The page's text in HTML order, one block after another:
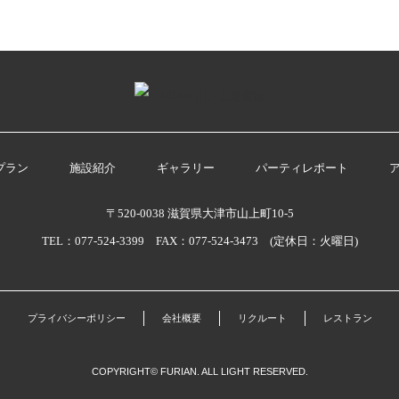
ラン 施設紹介 ギャラリー パーティレポート
〒520-0038 滋賀県大津市山上町10-5
TEL：077-524-3399 FAX：077-524-3473 (定休日：火曜日)
プライバシーポリシー 会社概要 リクルート レストラン
COPYRIGHT© FURIAN. ALL LIGHT RESERVED.